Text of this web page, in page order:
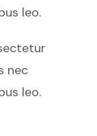
leo.
nec
leo.